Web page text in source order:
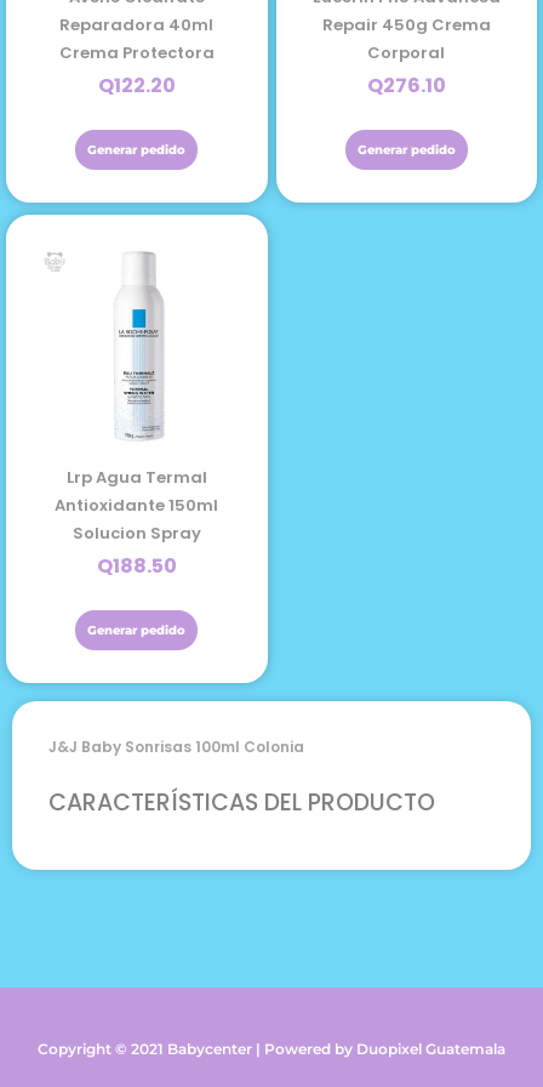
J&j Baby Sonrisas 100ml Colonia
CARACTERÍSTICAS DEL PRODUCTO
Reparadora 40ml
Crema Protectora
Q122.20
Generar pedido
Repair 450g Crema
Corporal
Q276.10
Generar pedido
Lrp Agua Termal
Antioxidante 150ml
Solucion Spray
Q188.50
Generar pedido
Copyright © 2021 Babycenter | Powered by Duopixel Guatemala